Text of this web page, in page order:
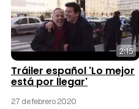
2:15
Tráiler español 'Lo mejor
está por llegar'
27 de febrero 2020